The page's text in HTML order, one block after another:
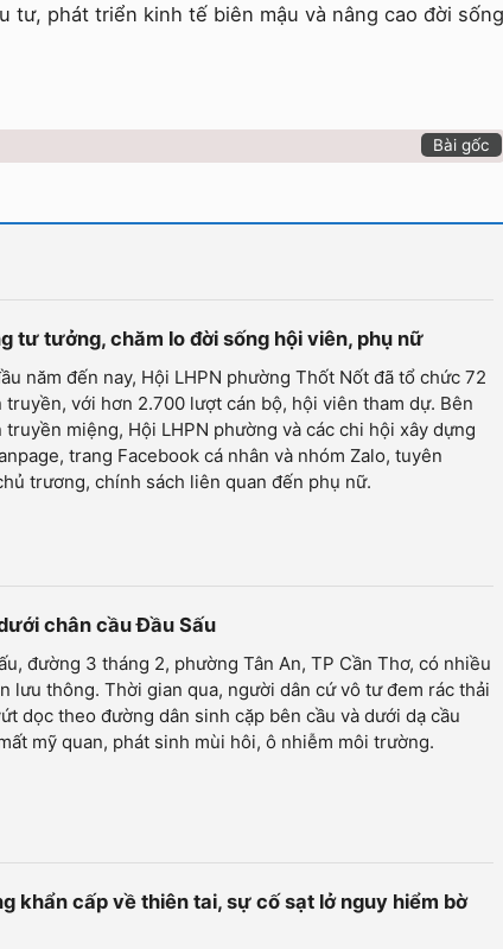
tư, phát triển kinh tế biên mậu và nâng cao đời sống
Bài gốc
tư tưởng, chăm lo đời sống hội viên, phụ nữ
năm đến nay, Hội LHPN phường Thốt Nốt đã tổ chức 72
truyền, với hơn 2.700 lượt cán bộ, hội viên tham dự. Bên
truyền miệng, Hội LHPN phường và các chi hội xây dựng
trang Facebook cá nhân và nhóm Zalo, tuyên
trương, chính sách liên quan đến phụ nữ.
chân cầu Đầu Sấu
đường 3 tháng 2, phường Tân An, TP Cần Thơ, có nhiều
lưu thông. Thời gian qua, người dân cứ vô tư đem rác thải
dọc theo đường dân sinh cặp bên cầu và dưới dạ cầu
mỹ quan, phát sinh mùi hôi, ô nhiễm môi trường.
khẩn cấp về thiên tai, sự cố sạt lở nguy hiểm bờ